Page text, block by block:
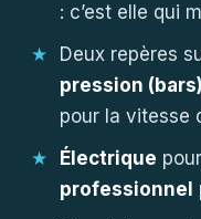
: c’est elle qui
Deux repères
pression (bars)
pour la vitesse
Électrique
professionnel